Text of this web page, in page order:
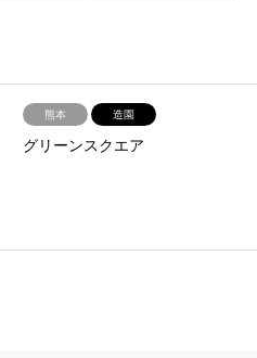
熊本 造園
グリーンスクエア